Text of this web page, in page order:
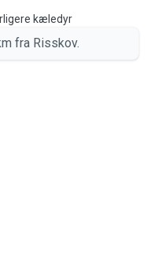
kæledyr
fra Risskov.